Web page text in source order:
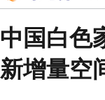
中国白色
新增量空